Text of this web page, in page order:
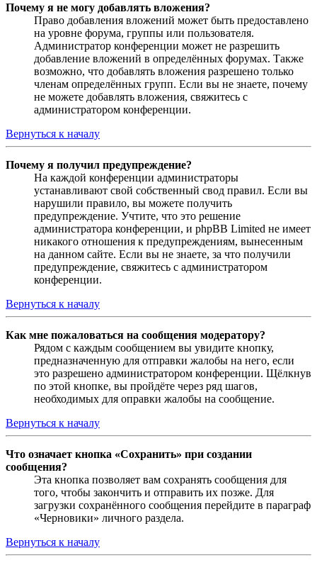
Почему я не могу добавлять вложения?
Право добавления вложений может быть предоставлено
на уровне форума, группы или пользователя.
Администратор конференции может не разрешить
добавление вложений в определённых форумах. Также
возможно, что добавлять вложения разрешено только
членам определённых групп. Если вы не знаете, почему
не можете добавлять вложения, свяжитесь с
администратором конференции.
Вернуться к началу
Почему я получил предупреждение?
На каждой конференции администраторы
устанавливают свой собственный свод правил. Если вы
нарушили правило, вы можете получить
предупреждение. Учтите, что это решение
администратора конференции, и phpBB Limited не имеет
никакого отношения к предупреждениям, вынесенным
на данном сайте. Если вы не знаете, за что получили
предупреждение, свяжитесь с администратором
конференции.
Вернуться к началу
Как мне пожаловаться на сообщения модератору?
Рядом с каждым сообщением вы увидите кнопку,
предназначенную для отправки жалобы на него, если
это разрешено администратором конференции. Щёлкнув
по этой кнопке, вы пройдёте через ряд шагов,
необходимых для оправки жалобы на сообщение.
Вернуться к началу
Что означает кнопка «Сохранить» при создании
сообщения?
Эта кнопка позволяет вам сохранять сообщения для
того, чтобы закончить и отправить их позже. Для
загрузки сохранённого сообщения перейдите в параграф
«Черновики» личного раздела.
Вернуться к началу